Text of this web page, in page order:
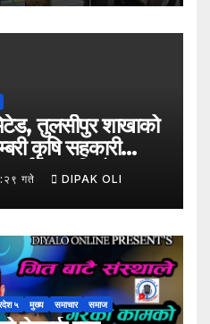
गैरापातु स्थित श्री
विद्यार्थीहरूलाई
तुलसीपुर शाखाको
कृषि सहकारी
“कृषिको
मूल्य शृङ्खला
तरकारी उत्पादक
विस्तार सम्बन्धी
भएको छ।
गते DIPAK OLI
५ मुख्य समाचार समाज